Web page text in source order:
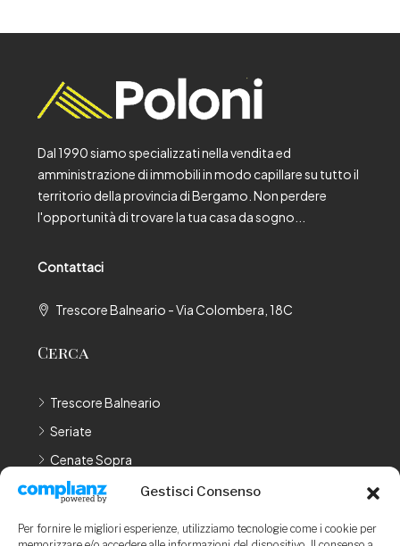
Gestisci Consenso
Per fornire le migliori esperienze, utilizziamo tecnologie come i cookie per
Dal 1990 siamo specializzati nella vendita ed
amministrazione di immobili in modo capillare su tutto il
territorio della provincia di Bergamo. Non perdere
l'opportunità di trovare la tua casa da sogno...
Contattaci
Trescore Balneario - Via Colombera, 18C
Cerca
Trescore Balneario
Seriate
Cenate Sopra
Cenate Sotto